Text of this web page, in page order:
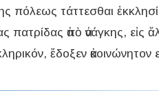
τάττεσθαι
πατρίδας ἀπὸ ἀνάγκης,
ἔδοξεν ἀκοινώνητον